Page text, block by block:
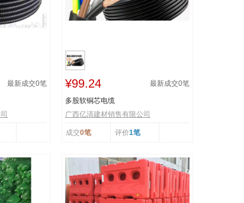
最新成交0笔 ¥99.24 最新成交0笔
多股软铜芯电缆
广西亿清建材销售有限公司
成交0笔 评价1笔